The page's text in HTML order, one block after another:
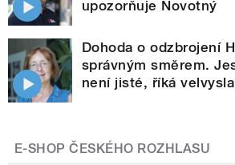
upozorňuje Novotný
Dohoda o odzbrojení
správným směrem.
není jisté, říká
E-SHOP ČESKÉHO ROZHLASU